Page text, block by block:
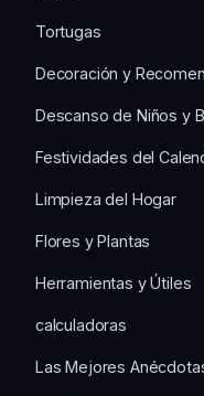
Tortugas
Decoración y
Descanso de Niños y
Festividades del
Limpieza del Hogar
Flores y Plantas
Herramientas y Útiles
calculadoras
Las Mejores